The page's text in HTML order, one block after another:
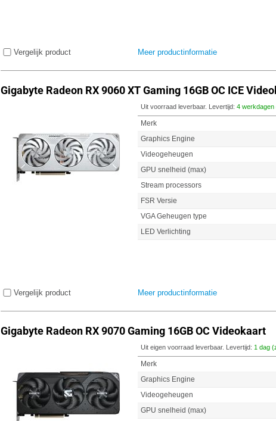
Vergelijk product Meer productinformatie
Gigabyte Radeon RX 9060 XT Gaming 16GB OC ICE
Uit voorraad leverbaar. Levertijd: 4 werkdagen
Merk
Graphics Engine
Videogeheugen
GPU snelheid (max)
Stream processors
FSR Versie
VGA Geheugen type
LED Verlichting
Vergelijk product Meer productinformatie
Gigabyte Radeon RX 9070 Gaming 16GB OC Videokaart
Uit eigen voorraad leverbaar. Levertijd: 1 dag
Merk
Graphics Engine
Videogeheugen
GPU snelheid (max)